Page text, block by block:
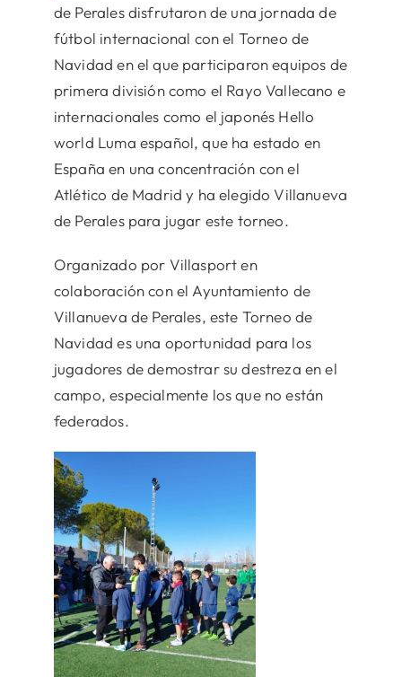
de Perales disfrutaron de una jornada de
fútbol internacional con el Torneo de
Navidad en el que participaron equipos de
primera división como el Rayo Vallecano e
internacionales como el japonés Hello
world Luma español, que ha estado en
España en una concentración con el
Atlético de Madrid y ha elegido Villanueva
de Perales para jugar este torneo.
Organizado por Villasport en
colaboración con el Ayuntamiento de
Villanueva de Perales, este Torneo de
Navidad es una oportunidad para los
jugadores de demostrar su destreza en el
campo, especialmente los que no están
federados.